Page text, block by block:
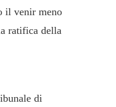
il venir meno
ratifica della
di